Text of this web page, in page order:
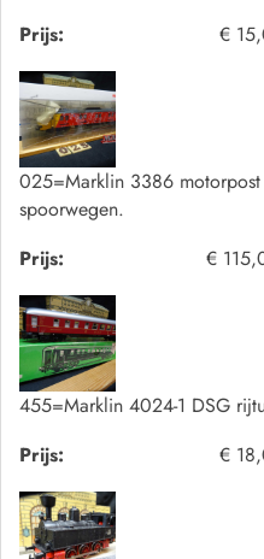
Prijs:
€
025=Marklin 3386
spoorwegen.
Prijs:
€
455=Marklin 4024-1 DSG
Prijs:
€